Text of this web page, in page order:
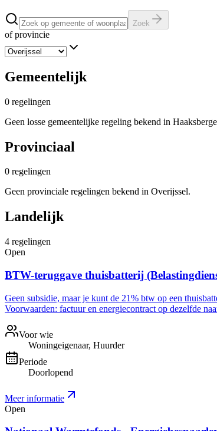
Zoek
of provincie
Gemeentelijk
0 regelingen
Geen losse gemeentelijke regeling bekend in
Provinciaal
0 regelingen
Geen provinciale regelingen bekend in Overijssel.
Landelijk
4 regelingen
Open
BTW-teruggave thuisbatterij
Geen subsidie, maar je kunt de 21% btw op een
Voorwaarden: factuur en energiecontract op dezelfde
Voor wie
Woningeigenaar, Huurder
Periode
Doorlopend
Meer informatie
Open